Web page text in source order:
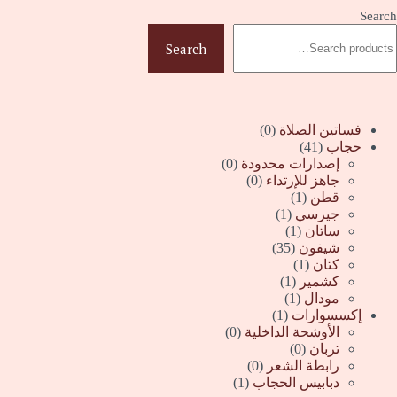
Search
Search
فساتين الصلاة 0
0
حجاب 41
41
منتج
إصدارات محدودة 0
0
جاهز للإرتداء 0
0
قطن 1
منتج
واحد
جيرسي 1
واحد
ساتان 1
منتج شيفون 35
35
كتان 1
منتج
واحد
كشمير 1
منتج
واحد
مودال 1
منتج
واحد
إكسسوارات 1
منتج
الأوشحة الداخلية 0
0
تربان 0
0
منتج
رابطة الشعر 0
0
منتج دبابيس الحجاب 1